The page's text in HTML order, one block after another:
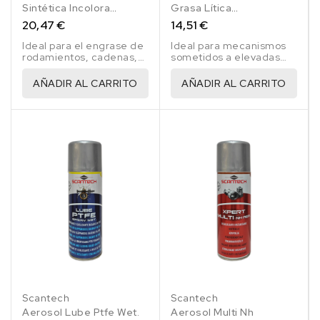
Sintética Incolora
Scantech 500 Ml
20,47 €
Ideal para el engrase de
rodamientos, cadenas,
AÑADIR AL CARRITO
Grasa Lítica
Semisintetica 500 Ml
14,51 €
Ideal para mecanismos
sometidos a elevadas
vibraciones y cargas.
AÑADIR AL CARRITO
Scantech
Aerosol Lube Ptfe Wet.
Scantech
Aerosol Multi Nh